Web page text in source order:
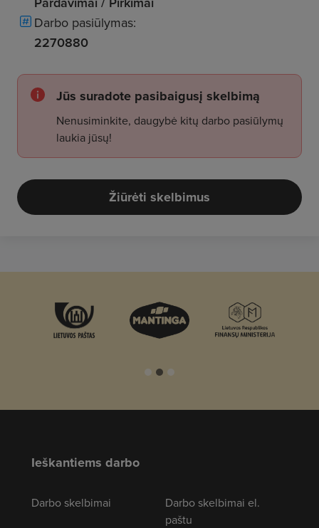
Darbo pasiūlymas:
2270880
Jūs suradote pasibaigusį skelbimą
Nenusiminkite, daugybė kitų darbo pasiūlymų
laukia jūsų!
Žiūrėti skelbimus
Ieškantiems darbo
Darbo skelbimai
Darbo skelbimai el.
paštu